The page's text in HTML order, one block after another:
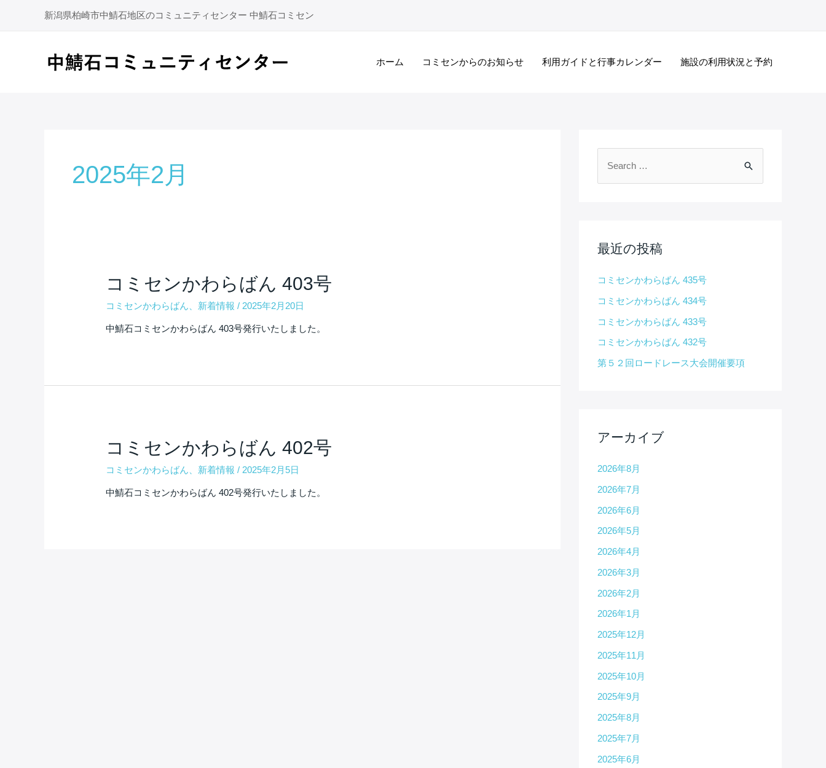
新潟県柏崎市中鯖石地区のコミュニティセンター 中鯖石コミセン
ホーム コミセンからのお知らせ 利用ガイドと行事カレンダー 施設の利用状況と予約
2025年2月
コミセンかわらばん 403号
コミセンかわらばん 新着情報 / 2025年2月20日
中鯖石コミセンかわらばん 403号発行いたしました。
コミセンかわらばん 402号
コミセンかわらばん 新着情報 / 2025年2月5日
中鯖石コミセンかわらばん 402号発行いたしました。
最近の投稿
コミセンかわらばん 435号
コミセンかわらばん 434号
コミセンかわらばん 433号
コミセンかわらばん 432号
第５２回ロードレース大会開催要項
アーカイブ
2026年8月
2026年7月
2026年6月
2026年5月
2026年4月
2026年3月
2026年2月
2026年1月
2025年12月
2025年11月
2025年10月
2025年9月
2025年8月
2025年7月
2025年6月